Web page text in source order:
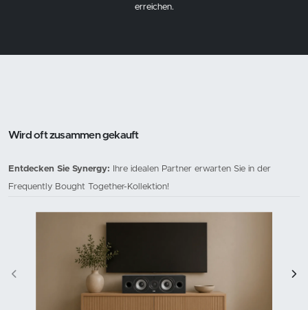
erreichen.
Wird oft zusammen gekauft
Entdecken Sie Synergy: Ihre idealen Partner erwarten Sie in der
Frequently Bought Together-Kollektion!